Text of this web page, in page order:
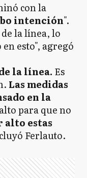
con la
intención".
la línea, lo
esto", agregó
la línea. Es
Las medidas
en la
para que no
alto estas
Ferlauto.